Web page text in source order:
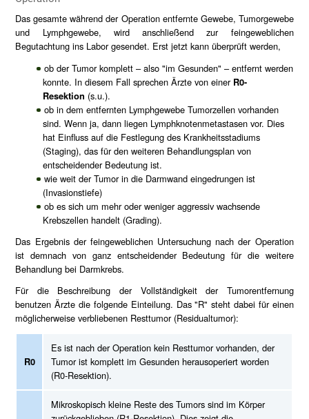
Das gesamte während der Operation entfernte Gewebe, Tumorgewebe
und Lymphgewebe, wird anschließend zur feingeweblichen
Begutachtung ins Labor gesendet. Erst jetzt kann überprüft werden,
ob der Tumor komplett – also "im Gesunden" – entfernt werden
konnte. In diesem Fall sprechen Ärzte von einer R0-
Resektion (s.u.).
ob in dem entfernten Lymphgewebe Tumorzellen vorhanden
sind. Wenn ja, dann liegen Lymphknotenmetastasen vor. Dies
hat Einfluss auf die Festlegung des Krankheitsstadiums
(Staging), das für den weiteren Behandlungsplan von
entscheidender Bedeutung ist.
wie weit der Tumor in die Darmwand eingedrungen ist
(Invasionstiefe)
ob es sich um mehr oder weniger aggressiv wachsende
Krebszellen handelt (Grading).
Das Ergebnis der feingeweblichen Untersuchung nach der Operation
ist demnach von ganz entscheidender Bedeutung für die weitere
Behandlung bei Darmkrebs.
Für die Beschreibung der Vollständigkeit der Tumorentfernung
benutzen Ärzte die folgende Einteilung. Das "R" steht dabei für einen
möglicherweise verbliebenen Resttumor (Residualtumor):
R0
Es ist nach der Operation kein Resttumor vorhanden, der
Tumor ist komplett im Gesunden herausoperiert worden
(R0-Resektion).
Mikroskopisch kleine Reste des Tumors sind im Körper